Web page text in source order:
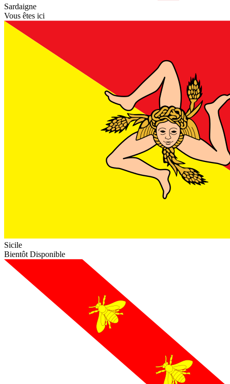
Sardaigne
Vous êtes ici
Sicile
Bientôt Disponible